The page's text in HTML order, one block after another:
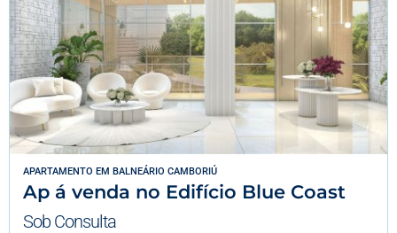
APARTAMENTO EM BALNEÁRIO CAMBORIÚ
Ap á venda no Edifício Blue Coast
Sob Consulta